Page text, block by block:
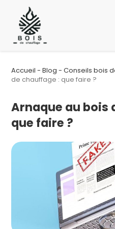
content
Accueil -Blog -Conseils bois
de chauffage : que faire ?
Arnaque au bois
que faire ?